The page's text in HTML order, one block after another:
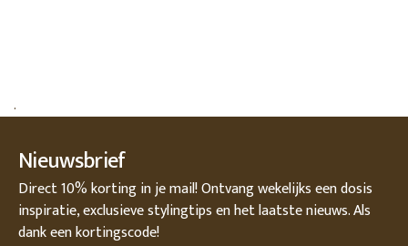
.
Nieuwsbrief
Direct 10% korting in je mail! Ontvang wekelijks een dosis
inspiratie, exclusieve stylingtips en het laatste nieuws. Als
dank een kortingscode!